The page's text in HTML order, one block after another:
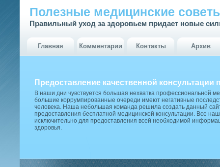
Полезные медицинские
Правильный уход за здоровьем придает новые
Главная Комментарии Контакты Архив
Предоставление качественной консультации
В наши дни чувствуется большая нехватка профессиональной
большие коррумпированные очереди имеют негативные
человека. Наша небольшая команда решила создать данный
предоставления бесплатной медицинской консультации. Все
исключительно для предоставления всей необходимой
здоровья.